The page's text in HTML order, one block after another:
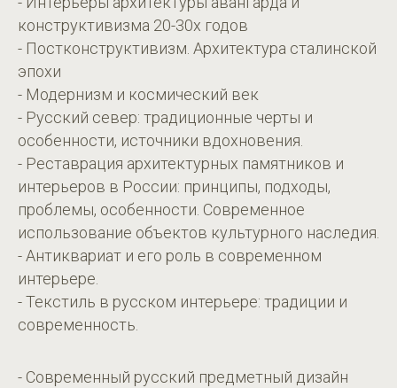
конструктивизма 20-30х годов
- Постконструктивизм. Архитектура сталинской
эпохи
- Модернизм и космический век
- Русский север: традиционные черты и
особенности, источники вдохновения.
- Реставрация архитектурных памятников и
интерьеров в России: принципы, подходы,
проблемы, особенности. Современное
использование объектов культурного наследия.
- Антиквариат и его роль в современном
интерьере.
- Текстиль в русском интерьере: традиции и
современность.
- Современный русский предметный дизайн